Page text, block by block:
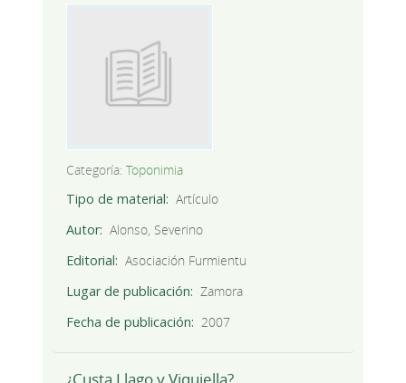
Categoría: Toponimia
Tipo de material
Artículo
Autor
Alonso, Severino
Editorial
Asociación Furmientu
Lugar de publicación
Zamora
Fecha de publicación
2007